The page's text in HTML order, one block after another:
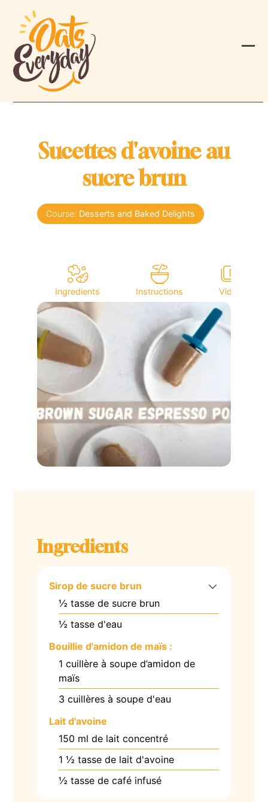
content
Sucettes d'avoine au
sucre brun
Course: Desserts and Baked Delights
Ingredients Instructions Video
Ingredients
Sirop de sucre brun
½ tasse de sucre brun
½ tasse d'eau
Bouillie d'amidon de maïs :
1 cuillère à soupe d’amidon de
maïs
3 cuillères à soupe d'eau
Lait d'avoine
150 ml de lait concentré
1 ½ tasse de lait d'avoine
½ tasse de café infusé